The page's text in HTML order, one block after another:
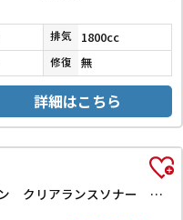
排気 1800cc
修復 無
詳細はこちら
Aプレミアム ツーリングセレクション クリアランスソナー レーンアシスト オートクルーズコントロール パークアシスト 衝突被害軽減システム バックカメラ ナビ TV アルミホイール オートマチックハイビーム オートライト